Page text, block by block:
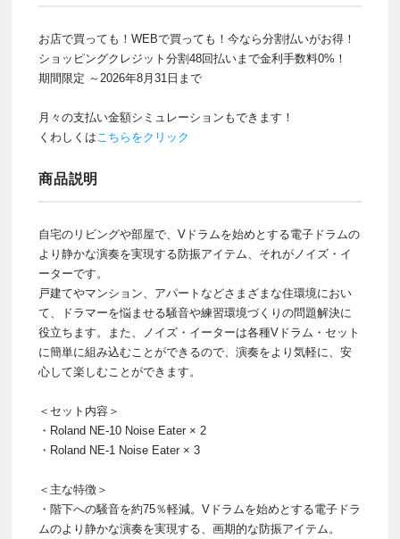
お店で買っても！WEBで買っても！今なら分割払いがお得！
ショッピングクレジット分割48回払いまで金利手数料0%！
期間限定 ～2026年8月31日まで
月々の支払い金額シミュレーションもできます！
くわしくはこちらをクリック
商品説明
自宅のリビングや部屋で、Vドラムを始めとする電子ドラムの
より静かな演奏を実現する防振アイテム、それがノイズ・イ
ーターです。
戸建てやマンション、アパートなどさまざまな住環境におい
て、ドラマーを悩ませる騒音や練習環境づくりの問題解決に
役立ちます。また、ノイズ・イーターは各種Vドラム・セット
に簡単に組み込むことができるので、演奏をより気軽に、安
心して楽しむことができます。
＜セット内容＞
・Roland NE-10 Noise Eater × 2
・Roland NE-1 Noise Eater × 3
＜主な特徴＞
・階下への騒音を約75％軽減。Vドラムを始めとする電子ドラ
ムのより静かな演奏を実現する、画期的な防振アイテム。